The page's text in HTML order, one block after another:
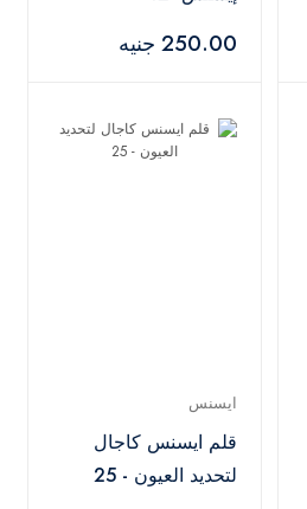
250.00 جنيه
ايسنس
قلم ايسنس كاجال
لتحديد العيون - 25